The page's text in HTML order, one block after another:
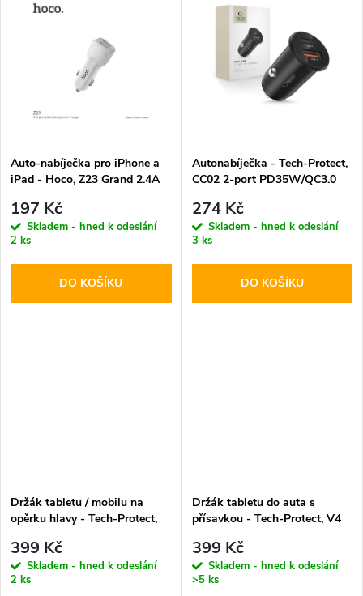
Auto-nabíječka pro iPhone a
iPad - Hoco, Z23 Grand 2.4A
197 Kč
Skladem - hned k odeslání
2 ks
DO KOŠÍKU
Autonabíječka - Tech-Protect,
CC02 2-port PD35W/QC3.0
274 Kč
Skladem - hned k odeslání
3 ks
DO KOŠÍKU
Držák tabletu / mobilu na
opěrku hlavy - Tech-Protect,
399 Kč
Skladem - hned k odeslání
2 ks
Držák tabletu do auta s
přísavkou - Tech-Protect, V4
399 Kč
Skladem - hned k odeslání
>5 ks